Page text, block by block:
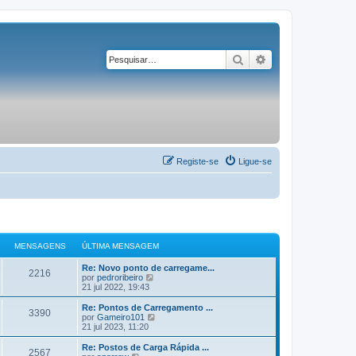
Pesquisar
Ligue-se
Registe-se
MENSAGENS ÚLTIMA MENSAGEM
2216
Re: Novo ponto de carregame...
por pedroribeiro
j
a
a
i
21 jul 2022, 19:43
3390
Re: Pontos de Carregamento ...
por Gameiro101
j
a
a
21 jul 2023, 11:20
2567
Re: Postos de Carga Rápida ...